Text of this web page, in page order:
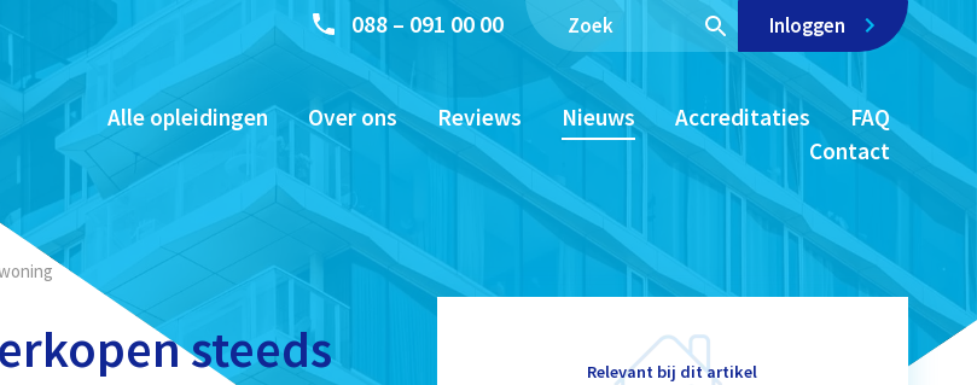
088 – 091 00 00 Inloggen
Alle opleidingen Over ons Reviews Nieuws Accreditaties
FAQ
Contact
steeds
Relevant bij dit artikel